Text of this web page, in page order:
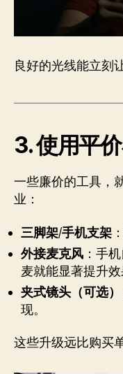
良好的光线能立刻
3. 使用平
一些廉价的工具，
业：
三脚架/手机支架
外接麦克风 ：手
麦就能显著提升效
夹式镜头（可选）
现。
这些升级远比购买